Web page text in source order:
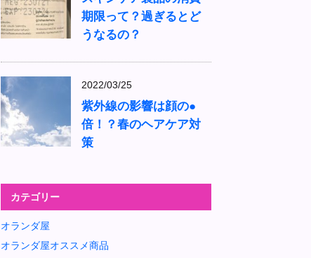
期限って？過ぎるとど
うなるの？
2022/03/25
紫外線の影響は顔の●
倍！？春のヘアケア対
策
カテゴリー
オランダ屋
オランダ屋オススメ商品